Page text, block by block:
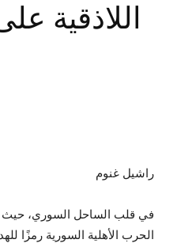
اللاذقية
راشيل غنوم
في قلب الساحل السوري، حيث
الحرب الأهلية السورية رمزًا